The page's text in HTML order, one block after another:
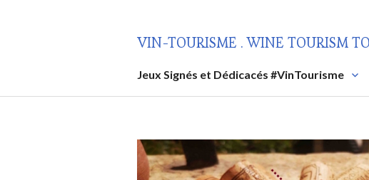
VIN-TOURISME . WINE TOURISM
Jeux Signés et Dédicacés #VinTourisme